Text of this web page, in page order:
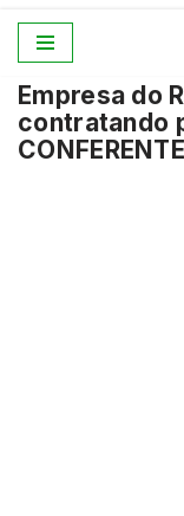
para
o
conteúdo
Empresa do
contratando